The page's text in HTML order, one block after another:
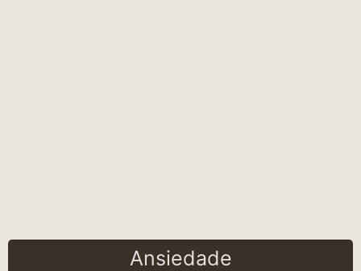
Ansiedade